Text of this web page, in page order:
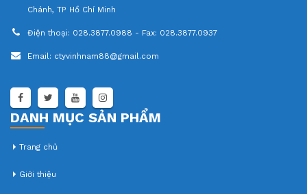
Chánh, TP Hồ Chí Minh
Điện thoại: 028.3877.0988 - Fax: 028.3877.0937
Email: ctyvinhnam88@gmail.com
DANH MỤC SẢN PHẨM
Trang chủ
Giới thiệu